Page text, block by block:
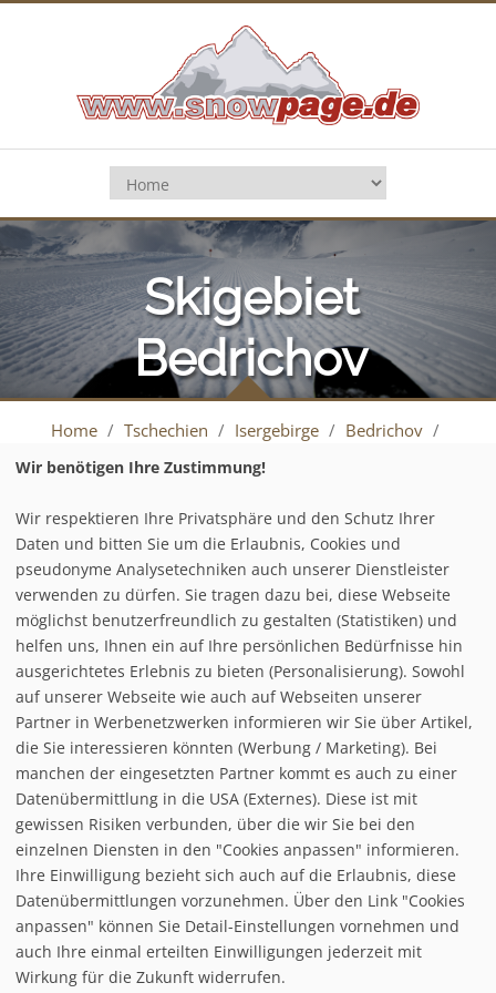
Skigebiet
Bedrichov
Home / Tschechien / Isergebirge / Bedrichov /
interaktiver Pistenplan
Möchten Sie voninteraktive
follow us on facebook
Home
Datenschutzerklärung
Wir benötigen Ihre Zustimmung!
Wir respektieren Ihre Privatsphäre und den Schutz Ihrer
Daten und bitten Sie um die Erlaubnis, Cookies und
pseudonyme Analysetechniken auch unserer Dienstleister
verwenden zu dürfen. Sie tragen dazu bei, diese Webseite
möglichst benutzerfreundlich zu gestalten (Statistiken) und
helfen uns, Ihnen ein auf Ihre persönlichen Bedürfnisse hin
ausgerichtetes Erlebnis zu bieten (Personalisierung). Sowohl
auf unserer Webseite wie auch auf Webseiten unserer
Partner in Werbenetzwerken informieren wir Sie über Artikel,
die Sie interessieren könnten (Werbung / Marketing). Bei
manchen der eingesetzten Partner kommt es auch zu einer
Datenübermittlung in die USA (Externes). Diese ist mit
gewissen Risiken verbunden, über die wir Sie bei den
einzelnen Diensten in den "Cookies anpassen" informieren.
Ihre Einwilligung bezieht sich auch auf die Erlaubnis, diese
Datenübermittlungen vorzunehmen. Über den Link "Cookies
anpassen" können Sie Detail-Einstellungen vornehmen und
auch Ihre einmal erteilten Einwilligungen jederzeit mit
Wirkung für die Zukunft widerrufen.